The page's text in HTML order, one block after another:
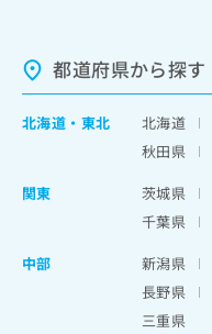
都道府県から探す
北海道 ・ 東北 北海道
秋田県
関東
茨城県
千葉県
中部
新潟県
長野県
三重県